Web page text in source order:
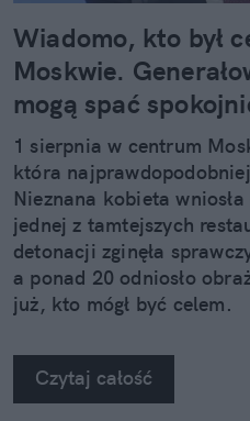
Wiadomo, kto był
Moskwie.
mogą spać
1 sierpnia w centrum
która
Nieznana kobieta
jednej z tamtejszych
detonacji zginęła
a ponad 20 odniosło
już, kto mógł być celem.
Czytaj całość